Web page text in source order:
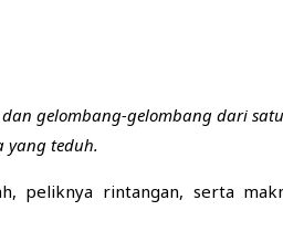
gelombang-gelombang dari
yang teduh.
rintangan, serta